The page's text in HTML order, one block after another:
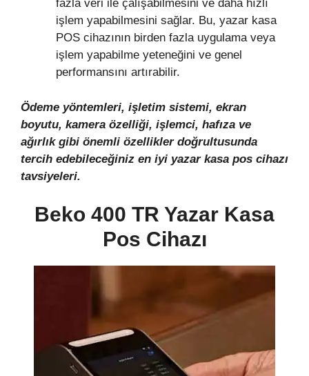
fazla veri ile çalışabilmesini ve daha hızlı
işlem yapabilmesini sağlar. Bu, yazar kasa
POS cihazının birden fazla uygulama veya
işlem yapabilme yeteneğini ve genel
performansını artırabilir.
Ödeme yöntemleri, işletim sistemi, ekran
boyutu, kamera özelliği, işlemci, hafıza ve
ağırlık gibi önemli özellikler doğrultusunda
tercih edebileceğiniz en iyi yazar kasa pos cihazı
tavsiyeleri.
Beko 400 TR Yazar Kasa
Pos Cihazı